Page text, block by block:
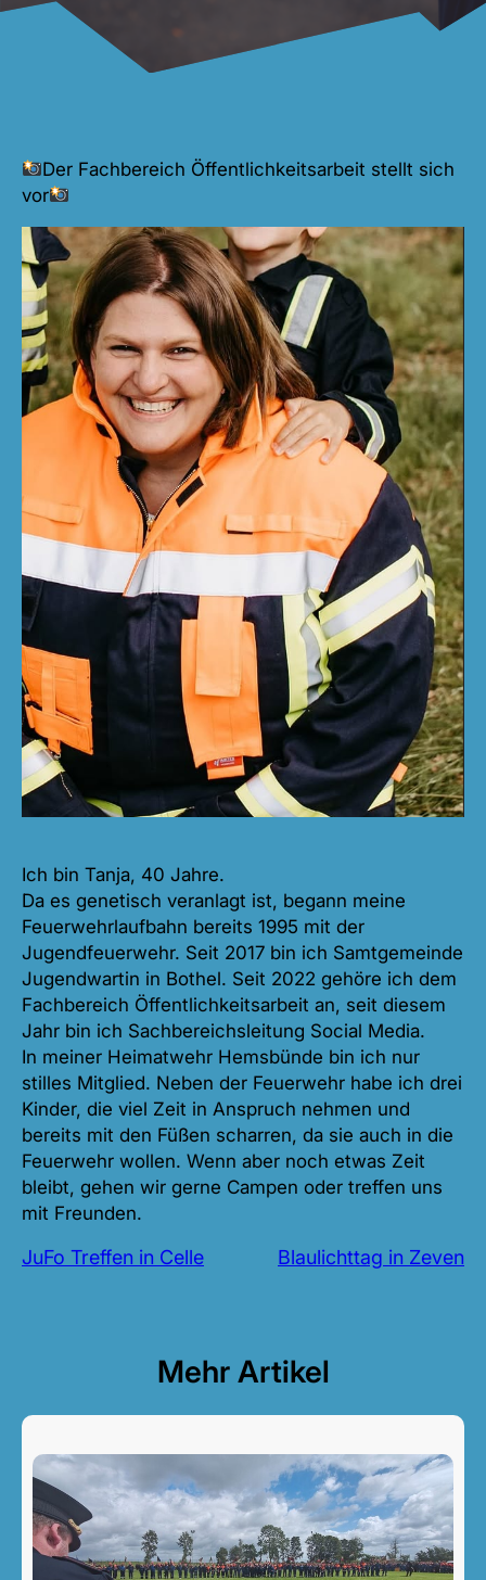
Der Fachbereich Öffentlichkeitsarbeit stellt sich
vor
Ich bin Tanja, 40 Jahre.
Da es genetisch veranlagt ist, begann meine
Feuerwehrlaufbahn bereits 1995 mit der
Jugendfeuerwehr. Seit 2017 bin ich Samtgemeinde
Jugendwartin in Bothel. Seit 2022 gehöre ich dem
Fachbereich Öffentlichkeitsarbeit an, seit diesem
Jahr bin ich Sachbereichsleitung Social Media.
In meiner Heimatwehr Hemsbünde bin ich nur
stilles Mitglied. Neben der Feuerwehr habe ich drei
Kinder, die viel Zeit in Anspruch nehmen und
bereits mit den Füßen scharren, da sie auch in die
Feuerwehr wollen. Wenn aber noch etwas Zeit
bleibt, gehen wir gerne Campen oder treffen uns
mit Freunden.
JuFo Treffen in Celle Blaulichttag in Zeven
Mehr Artikel